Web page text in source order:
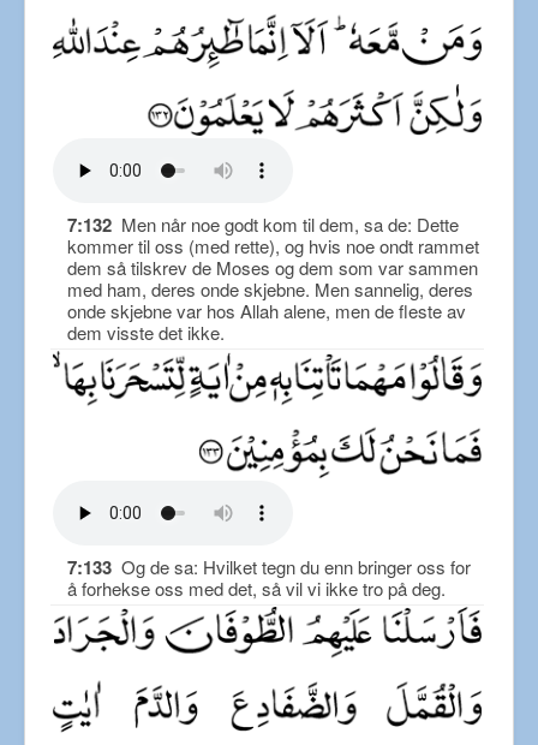
7:132 Men når noe godt kom til dem, sa de: Dette
kommer til oss (med rette), og hvis noe ondt rammet
dem så tilskrev de Moses og dem som var sammen
med ham, deres onde skjebne. Men sannelig, deres
onde skjebne var hos Allah alene, men de fleste av
dem visste det ikke.
7:133 Og de sa: Hvilket tegn du enn bringer oss for
å forhekse oss med det, så vil vi ikke tro på deg.